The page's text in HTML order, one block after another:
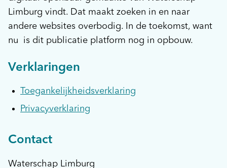
Limburg vindt. Dat maakt zoeken in en naar
andere websites overbodig. In de toekomst, want
nu is dit publicatie platform nog in opbouw.
Verklaringen
Toegankelijkheidsverklaring
Privacyverklaring
Contact
Waterschap Limburg